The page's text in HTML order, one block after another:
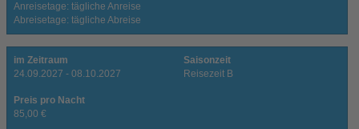
Anreisetage: tägliche Anreise
Abreisetage: tägliche Abreise
im Zeitraum
24.09.2027 - 08.10.2027
Saisonzeit
Reisezeit B
Preis pro Nacht
85,00 €